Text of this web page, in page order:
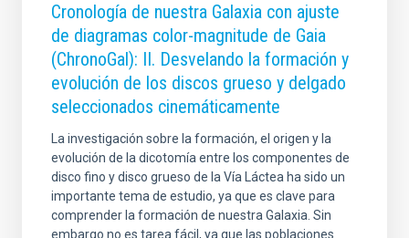
Cronología de nuestra Galaxia con ajuste
de diagramas color-magnitude de Gaia
(ChronoGal): II. Desvelando la formación y
evolución de los discos grueso y delgado
seleccionados cinemáticamente
La investigación sobre la formación, el origen y la
evolución de la dicotomía entre los componentes de
disco fino y disco grueso de la Vía Láctea ha sido un
importante tema de estudio, ya que es clave para
comprender la formación de nuestra Galaxia. Sin
embargo no es tarea fácil, ya que las poblaciones